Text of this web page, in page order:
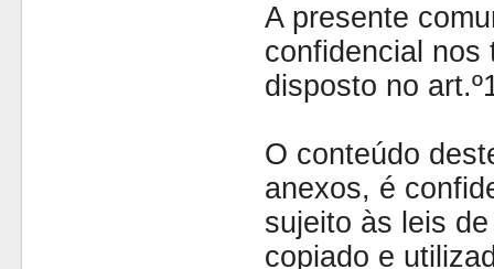
A presente
confidencial nos
disposto no
O conteúdo
anexos, é
sujeito às leis
copiado e